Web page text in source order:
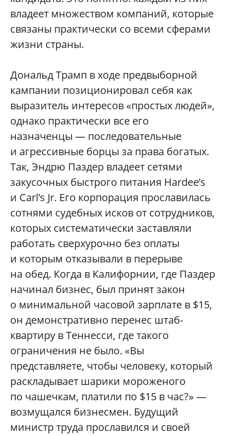
владеет множеством компаний, которые
связаны практически со всеми сферами
жизни страны.
Дональд Трамп в ходе предвыборной
кампании позиционировал себя как
выразитель интересов «простых людей»,
однако практически все его
назначенцы — последовательные
и агрессивные борцы за права богатых.
Так, Эндрю Паздер владеет сетями
закусочных быстрого питания Hardee’s
и Carl’s Jr. Его корпорация прославилась
сотнями судебных исков от сотрудников,
которых систематически заставляли
работать сверхурочно без оплаты
и которым отказывали в перерыве
на обед. Когда в Калифорнии, где Паздер
начинал бизнес, был принят закон
о минимальной часовой зарплате в $15,
он демонстративно перенес штаб-
квартиру в Теннесси, где такого
ограничения не было. «Вы
представляете, чтобы человеку, который
раскладывает шарики мороженого
по чашечкам, платили по $15 в час?» —
возмущался бизнесмен. Будущий
министр труда прославился и своей